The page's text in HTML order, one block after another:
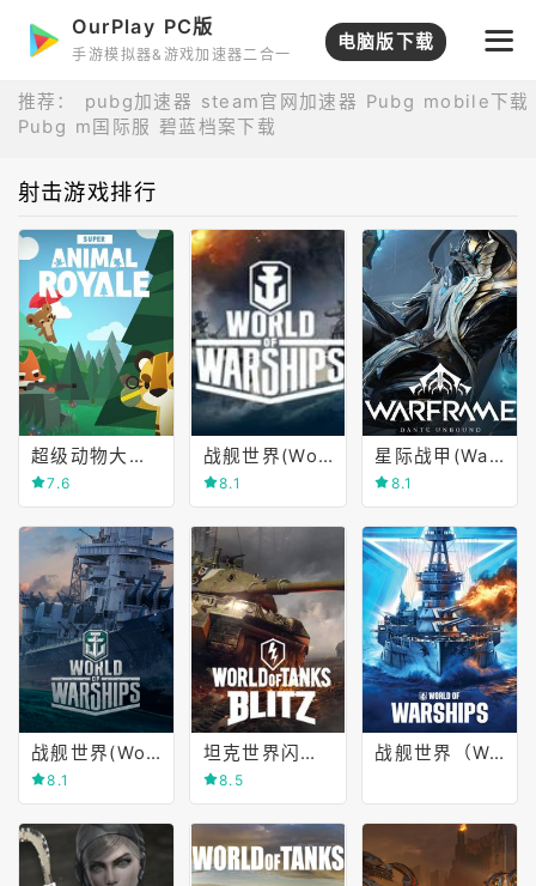
OurPlay PC版
手游模拟器&游戏加速器二合一
电脑版下载
推荐： pubg加速器 steam官网加速器
Pubg mobile下载
Pubg m国际服 碧蓝档案下载
射击游戏排行
超级动物大逃杀(Super Animal Royale)
7.6
战舰世界(World of Warships)
8.1
星际战甲(Warframe)
8.1
战舰世界(World of Warships)
8.1
坦克世界闪电战(World of Tanks Blitz)
8.5
战舰世界（World of Warships）